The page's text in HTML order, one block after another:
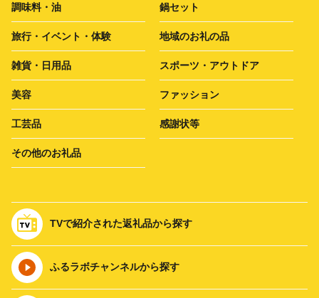
調味料・油 鍋セット
旅行・イベント・体験 地域のお礼の品
雑貨・日用品 スポーツ・アウトドア
美容 ファッション
工芸品 感謝状等
その他のお礼品
TVで紹介された返礼品から探す
ふるラボチャンネルから探す